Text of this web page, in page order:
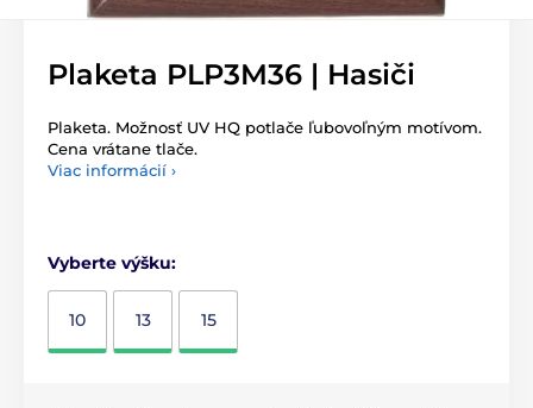
Plaketa PLP3M36 | Hasiči
Plaketa. Možnosť UV HQ potlače ľubovoľným motívom.
Cena vrátane tlače.
Viac informácií ›
Vyberte výšku:
10 13 15